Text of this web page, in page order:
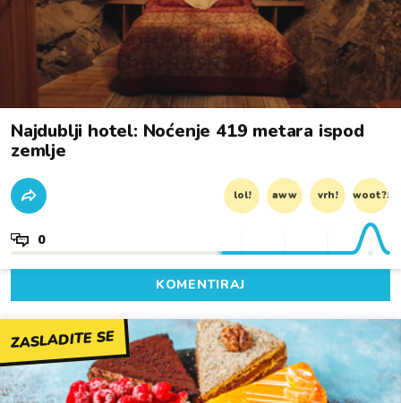
Najdublji hotel: Noćenje 419 metara ispod
zemlje
lol! aww vrh! woot?!
0
KOMENTIRAJ
ZASLADITE SE